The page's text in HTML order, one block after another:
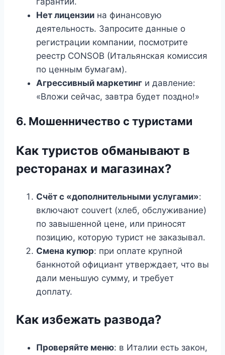
Нет лицензии на финансовую
деятельность. Запросите данные о
регистрации компании, посмотрите
реестр CONSOB (Итальянская комиссия
по ценным бумагам).
Агрессивный маркетинг и давление:
«Вложи сейчас, завтра будет поздно!»
6. Мошенничество с туристами
Как туристов обманывают в
ресторанах и магазинах?
Счёт с «дополнительными услугами»:
включают couvert (хлеб, обслуживание)
по завышенной цене, или приносят
позицию, которую турист не заказывал.
Смена купюр: при оплате крупной
банкнотой официант утверждает, что вы
дали меньшую сумму, и требует
доплату.
Как избежать развода?
Проверяйте меню: в Италии есть закон,